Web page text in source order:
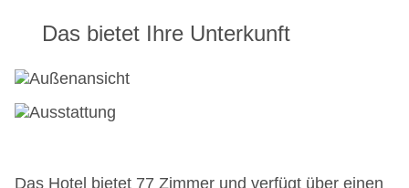
Das bietet Ihre Unterkunft
Das Hotel bietet 77 Zimmer und verfügt über einen